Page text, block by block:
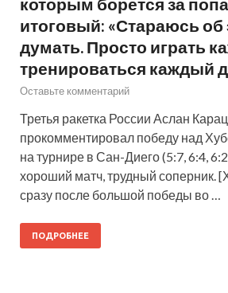
итоговый: «Стараюсь об
думать. Просто играть
тренироваться каждый
Оставьте комментарий
Третья ракетка России Аслан
прокомментировал победу над
на турнире в Сан-Диего (5:7, 6:4,
хороший матч, трудный соперник.
сразу после большой победы во …
ПОДРОБНЕЕ